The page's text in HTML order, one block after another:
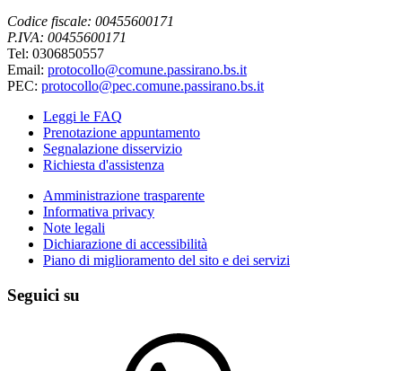
Codice fiscale: 00455600171
P.IVA: 00455600171
Tel: 0306850557
Email: protocollo@comune.passirano.bs.it
PEC: protocollo@pec.comune.passirano.bs.it
Leggi le FAQ
Prenotazione appuntamento
Segnalazione disservizio
Richiesta d'assistenza
Amministrazione trasparente
Informativa privacy
Note legali
Dichiarazione di accessibilità
Piano di miglioramento del sito e dei servizi
Seguici su